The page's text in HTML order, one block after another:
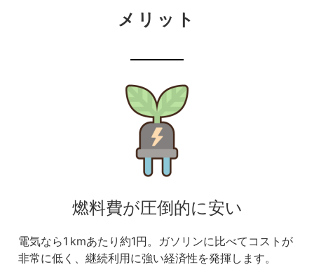
メリット
燃料費が圧倒的に安い
電気なら1 kmあたり約1円。ガソリンに比べてコストが
非常に低く、継続利用に強い経済性を発揮します。